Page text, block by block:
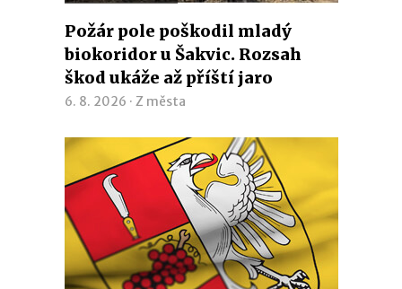
Požár pole poškodil mladý
biokoridor u Šakvic. Rozsah
škod ukáže až příští jaro
6. 8. 2026 · Z města